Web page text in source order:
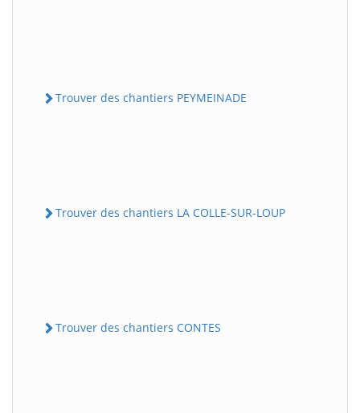
Trouver des chantiers PEYMEINADE
Trouver des chantiers LA COLLE-SUR-LOUP
Trouver des chantiers CONTES